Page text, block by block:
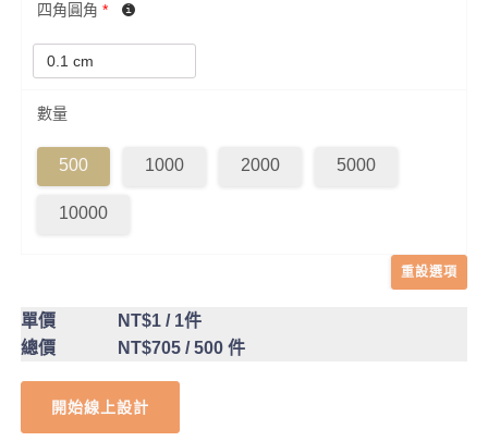
四角圓角 *
數量
500 1000 2000 5000
10000
重設選項
單價 NT$1/ 1件
總價
NT$705/ 500 件
開始線上設計